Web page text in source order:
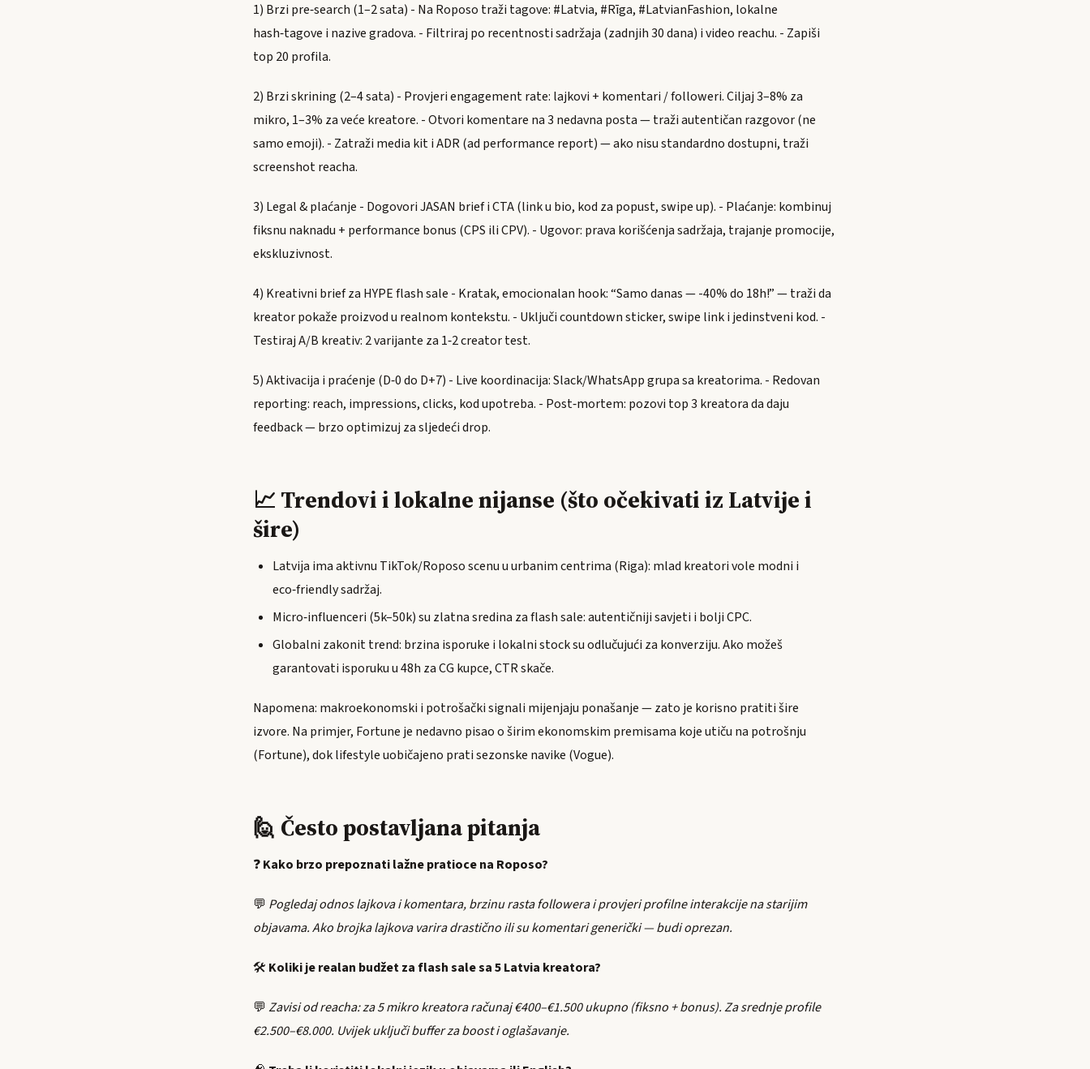
1) Brzi pre‑search (1–2 sata) - Na Roposo traži tagove: #Latvia, #Rīga, #LatvianFashion, lokalne
hash‑tagove i nazive gradova. - Filtriraj po recentnosti sadržaja (zadnjih 30 dana) i video reachu. - Zapiši
top 20 profila.
2) Brzi skrining (2–4 sata) - Provjeri engagement rate: lajkovi + komentari / followeri. Ciljaj 3–8% za
mikro, 1–3% za veće kreatore. - Otvori komentare na 3 nedavna posta — traži autentičan razgovor (ne
samo emoji). - Zatraži media kit i ADR (ad performance report) — ako nisu standardno dostupni, traži
screenshot reacha.
3) Legal & plaćanje - Dogovori JASAN brief i CTA (link u bio, kod za popust, swipe up). - Plaćanje: kombinuj
fiksnu naknadu + performance bonus (CPS ili CPV). - Ugovor: prava korišćenja sadržaja, trajanje promocije,
ekskluzivnost.
4) Kreativni brief za HYPE flash sale - Kratak, emocionalan hook: “Samo danas — -40% do 18h!” — traži da
kreator pokaže proizvod u realnom kontekstu. - Uključi countdown sticker, swipe link i jedinstveni kod. -
Testiraj A/B kreativ: 2 varijante za 1‑2 creator test.
5) Aktivacija i praćenje (D‑0 do D+7) - Live koordinacija: Slack/WhatsApp grupa sa kreatorima. - Redovan
reporting: reach, impressions, clicks, kod upotreba. - Post‑mortem: pozovi top 3 kreatora da daju
feedback — brzo optimizuj za sljedeći drop.
📈 Trendovi i lokalne nijanse (što očekivati iz Latviјe i
šire)
Latviјa ima aktivnu TikTok/Roposo scenu u urbanim centrima (Riga): mlad kreatori vole modni i
eco‑friendly sadržaj.
Micro‑influenceri (5k–50k) su zlatna sredina za flash sale: autentičniji savjeti i bolji CPC.
Globalni zakonit trend: brzina isporuke i lokalni stock su odlučujući za konverziju. Ako možeš
garantovati isporuku u 48h za CG kupce, CTR skače.
Napomena: makroekonomski i potrošački signali mijenjaju ponašanje — zato je korisno pratiti šire
izvore. Na primjer, Fortune je nedavno pisao o širim ekonomskim premisama koje utiču na potrošnju
(Fortune), dok lifestyle uobičajeno prati sezonske navike (Vogue).
🙋 Često postavljana pitanja
❓Kako brzo prepoznati lažne pratioce na Roposo?
💬 Pogledaj odnos lajkova i komentara, brzinu rasta followera i provjeri profilne interakcije na starijim
objavama. Ako brojka lajkova varira drastično ili su komentari generički — budi oprezan.
🛠️ Koliki je realan budžet za flash sale sa 5 Latvia kreatora?
💬 Zavisi od reacha: za 5 mikro kreatora računaj €400–€1.500 ukupno (fiksno + bonus). Za srednje profile
€2.500–€8.000. Uvijek uključi buffer za boost i oglašavanje.